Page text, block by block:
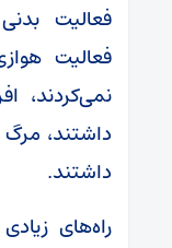
فعالیت
نمی‌کردند،
داشتند،
داشتند.
راه‌های